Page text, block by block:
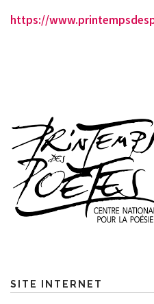
https://
SITE INTERNET